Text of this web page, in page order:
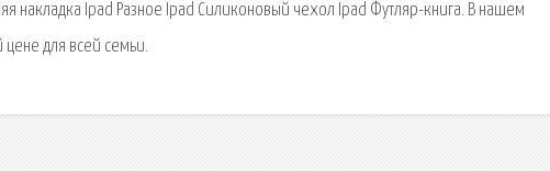
накладка Ipad Разное Ipad Силиконовый чехол Ipad Футляр-книга. В нашем
для всей семьи.